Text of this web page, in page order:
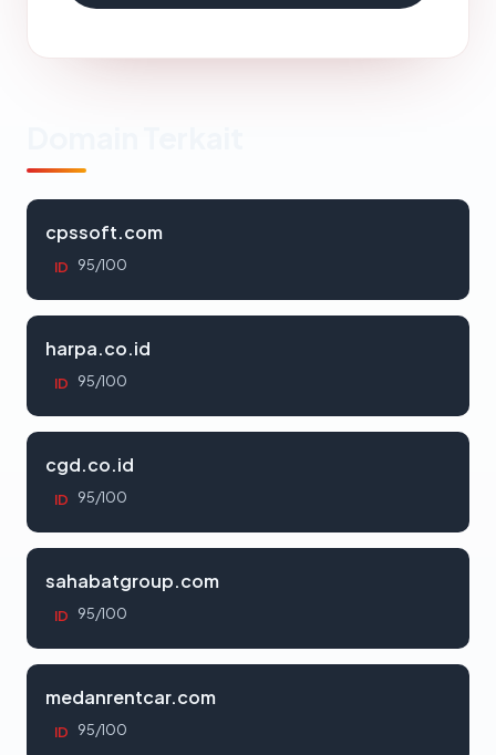
cpssoft.com
ID 95/100
harpa.co.id
ID 95/100
cgd.co.id
ID 95/100
sahabatgroup.com
ID 95/100
medanrentcar.com
ID 95/100